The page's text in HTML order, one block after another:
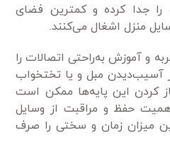
را جدا کرده و کمترین فضای
منزل اشغال می‌کنند.
و آموزش به‌راحتی اتصالات را
آسیب‌دیدن مبل و یا تختخواب
کردن این پایه‌ها ممکن است
حفظ و مراقبت از وسایل
میزان زمان و سختی را صرف